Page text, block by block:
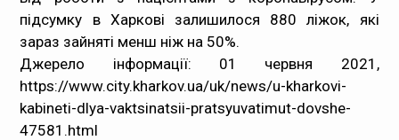
підсумку в Харкові залишилося 880 ліжок, які
зараз зайняті менш ніж на 50%.
Джерело інформації: 01 червня 2021,
https://www.city.kharkov.ua/uk/news/u-kharkovi-
kabineti-dlya-vaktsinatsii-pratsyuvatimut-dovshe-
47581.html